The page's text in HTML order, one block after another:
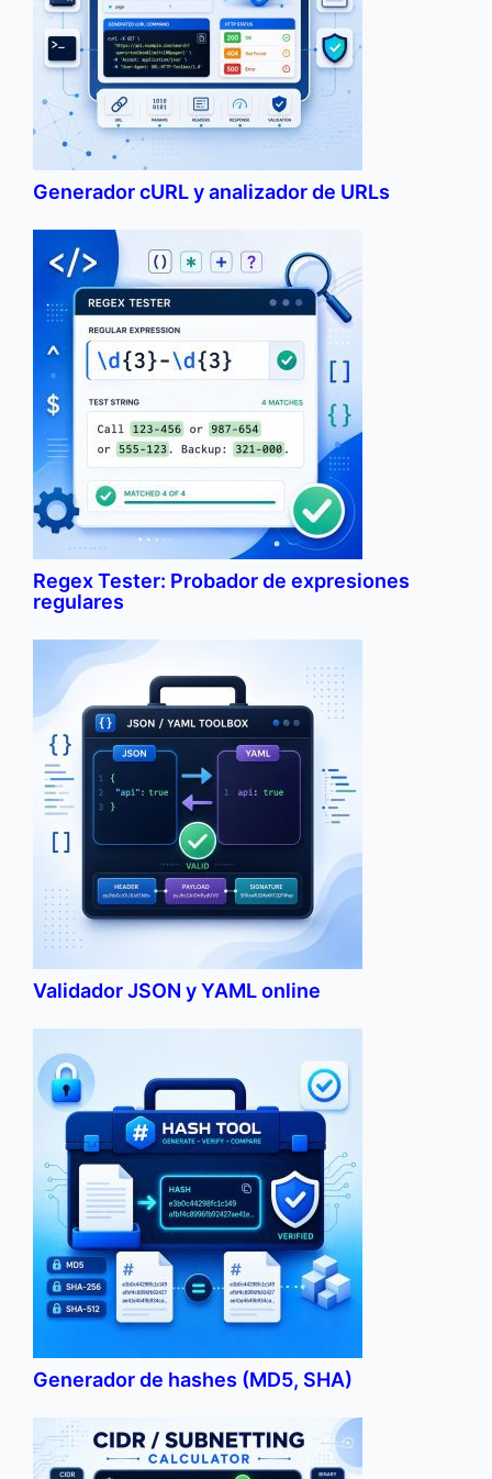
Generador cURL y analizador de URLs
Regex Tester: Probador de expresiones
regulares
Validador JSON y YAML online
Generador de hashes (MD5, SHA)